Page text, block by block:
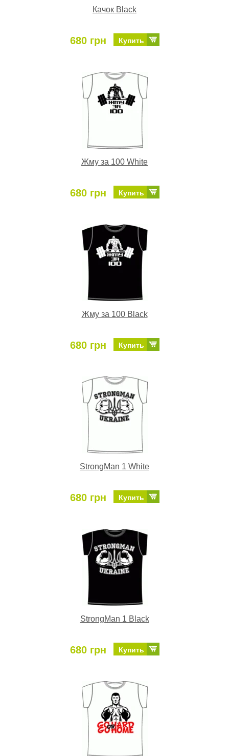
Качок Black
680 грн Купить
Жму за 100 White
680 грн Купить
Жму за 100 Black
680 грн Купить
StrongMan 1 White
680 грн Купить
StrongMan 1 Black
680 грн Купить